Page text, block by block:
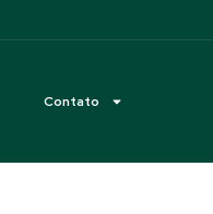
Contato